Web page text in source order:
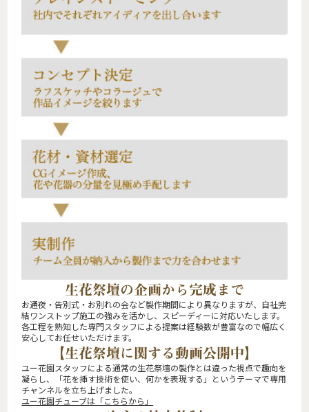
生花祭壇の企画から完成まで
お通夜・告別式・お別れの会など製作期間により異なりますが、自社完
結ワンストップ施工の強みを活かし、スピーディーに対応いたします。
各工程を熟知した専門スタッフによる提案は経験数が豊富なので幅広く
安心してお任せいただけます。
【生花祭壇に関する動画公開中】
ユー花園スタッフによる通常の生花祭壇の製作とは違った視点で趣向を
凝らし、「花を挿す技術を使い、何かを表現する」というテーマで専用
チャンネルを立ち上げました。
ユー花園チューブは「こちらから」